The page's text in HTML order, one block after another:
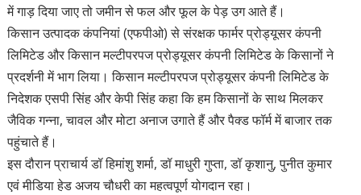
में गाड़ दिया जाए तो जमीन से फल और फूल के पेड़ उग आते हैं।
किसान उत्पादक कंपनियां (एफपीओ) से संरक्षक फार्मर प्रोड्यूसर कंपनी
लिमिटेड और किसान मल्टीपरपज प्रोड्यूसर कंपनी लिमिटेड के किसानों ने
प्रदर्शनी में भाग लिया। किसान मल्टीपरपज प्रोड्यूसर कंपनी लिमिटेड के
निदेशक एसपी सिंह और केपी सिंह कहा कि हम किसानों के साथ मिलकर
जैविक गन्ना, चावल और मोटा अनाज उगाते हैं और पैक्ड फॉर्म में बाजार तक
पहुंचाते हैं।
इस दौरान प्राचार्य डॉ हिमांशु शर्मा, डॉ माधुरी गुप्ता, डॉ कृशानु, पुनीत कुमार
एवं मीडिया हेड अजय चौधरी का महत्वपूर्ण योगदान रहा।